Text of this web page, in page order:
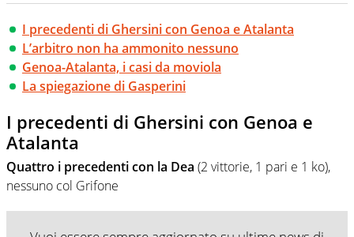
I precedenti di Ghersini con Genoa e Atalanta
L’arbitro non ha ammonito nessuno
Genoa-Atalanta, i casi da moviola
La spiegazione di Gasperini
I precedenti di Ghersini con Genoa e
Atalanta
Quattro i precedenti con la Dea (2 vittorie, 1 pari e 1 ko),
nessuno col Grifone